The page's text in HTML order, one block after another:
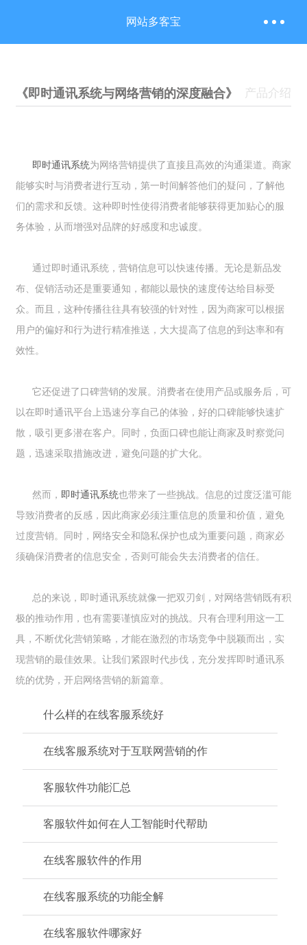
网站多客宝
产品介绍
《即时通讯系统与网络营销的深度融合》
即时通讯系统为网络营销提供了直接且高效的沟通渠道。商家
能够实时与消费者进行互动，第一时间解答他们的疑问，了解他
们的需求和反馈。这种即时性使得消费者能够获得更加贴心的服
务体验，从而增强对品牌的好感度和忠诚度。
通过即时通讯系统，营销信息可以快速传播。无论是新品发
布、促销活动还是重要通知，都能以最快的速度传达给目标受
众。而且，这种传播往往具有较强的针对性，因为商家可以根据
用户的偏好和行为进行精准推送，大大提高了信息的到达率和有
效性。
它还促进了口碑营销的发展。消费者在使用产品或服务后，可
以在即时通讯平台上迅速分享自己的体验，好的口碑能够快速扩
散，吸引更多潜在客户。同时，负面口碑也能让商家及时察觉问
题，迅速采取措施改进，避免问题的扩大化。
然而， 即时通讯系统也带来了一些挑战。信息的过度泛滥可能
导致消费者的反感，因此商家必须注重信息的质量和价值，避免
过度营销。同时，网络安全和隐私保护也成为重要问题，商家必
须确保消费者的信息安全，否则可能会失去消费者的信任。
总的来说，即时通讯系统就像一把双刃剑，对网络营销既有积
极的推动作用，也有需要谨慎应对的挑战。只有合理利用这一工
具，不断优化营销策略，才能在激烈的市场竞争中脱颖而出，实
现营销的最佳效果。让我们紧跟时代步伐，充分发挥即时通讯系
统的优势，开启网络营销的新篇章。
什么样的在线客服系统好
在线客服系统对于互联网营销的作
客服软件功能汇总
客服软件如何在人工智能时代帮助
在线客服软件的作用
在线客服系统的功能全解
在线客服软件哪家好